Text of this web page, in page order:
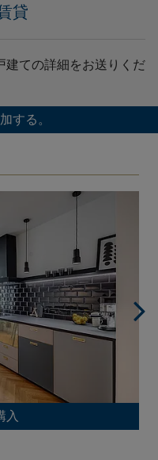
貸
建ての詳細をお送りくだ
する。
入